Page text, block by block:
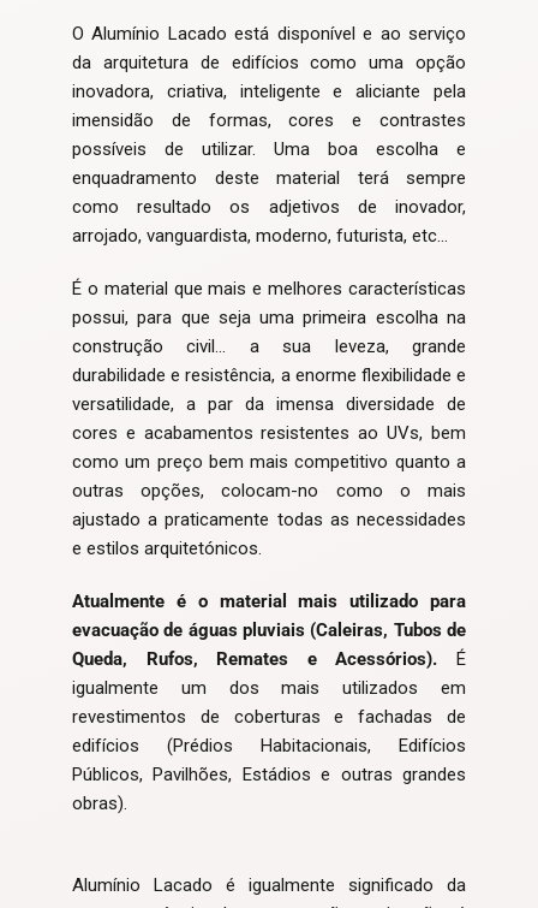
O Alumínio Lacado está disponível e ao serviço
da arquitetura de edifícios como uma opção
inovadora, criativa, inteligente e aliciante pela
imensidão de formas, cores e contrastes
possíveis de utilizar. Uma boa escolha e
enquadramento deste material terá sempre
como resultado os adjetivos de inovador,
arrojado, vanguardista, moderno, futurista, etc…
É o material que mais e melhores características
possui, para que seja uma primeira escolha na
construção civil… a sua leveza, grande
durabilidade e resistência, a enorme flexibilidade e
versatilidade, a par da imensa diversidade de
cores e acabamentos resistentes ao UVs, bem
como um preço bem mais competitivo quanto a
outras opções, colocam-no como o mais
ajustado a praticamente todas as necessidades
e estilos arquitetónicos.
Atualmente é o material mais utilizado para
evacuação de águas pluviais (Caleiras, Tubos de
Queda, Rufos, Remates e Acessórios).
É
igualmente um dos mais utilizados em
revestimentos de coberturas e fachadas de
edifícios (Prédios Habitacionais, Edifícios
Públicos, Pavilhões, Estádios e outras grandes
obras).
Alumínio Lacado é igualmente significado da